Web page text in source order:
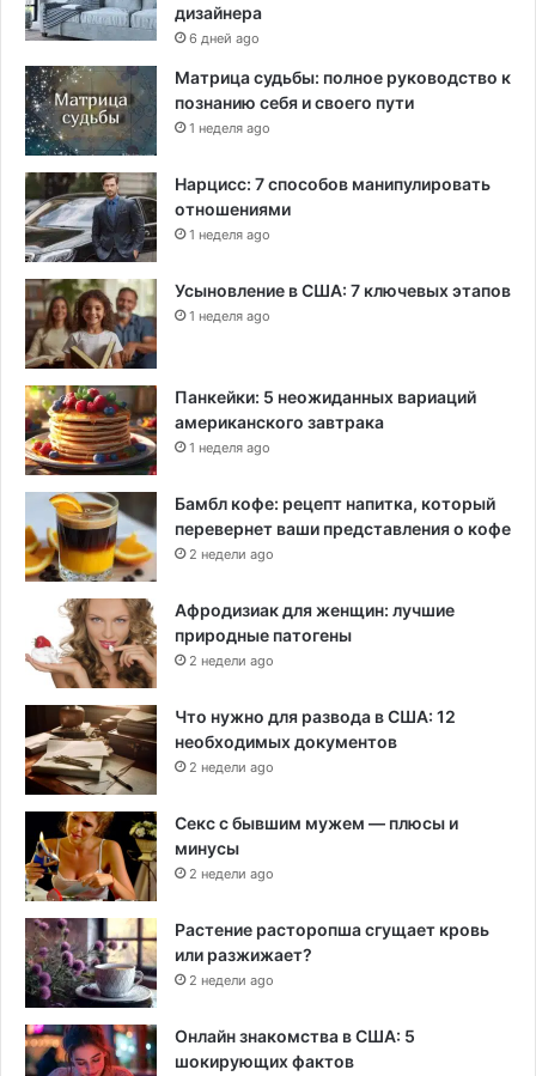
а
с
а
л
а
в
и
ц
е
-
п
р
е
з
и
д
е
н
м
дизайнера
6 дней ago
Матрица судьбы: полное руководство к
познанию себя и своего пути
1 неделя ago
Нарцисс: 7 способов манипулировать
отношениями
1 неделя ago
Усыновление в США: 7 ключевых этапов
1 неделя ago
Панкейки: 5 неожиданных вариаций
американского завтрака
1 неделя ago
Бамбл кофе: рецепт напитка, который
перевернет ваши представления о кофе
2 недели ago
Афродизиак для женщин: лучшие
природные патогены
2 недели ago
Что нужно для развода в США: 12
необходимых документов
2 недели ago
Секс с бывшим мужем — плюсы и
минусы
2 недели ago
Растение расторопша сгущает кровь
или разжижает?
2 недели ago
Онлайн знакомства в США: 5
шокирующих фактов